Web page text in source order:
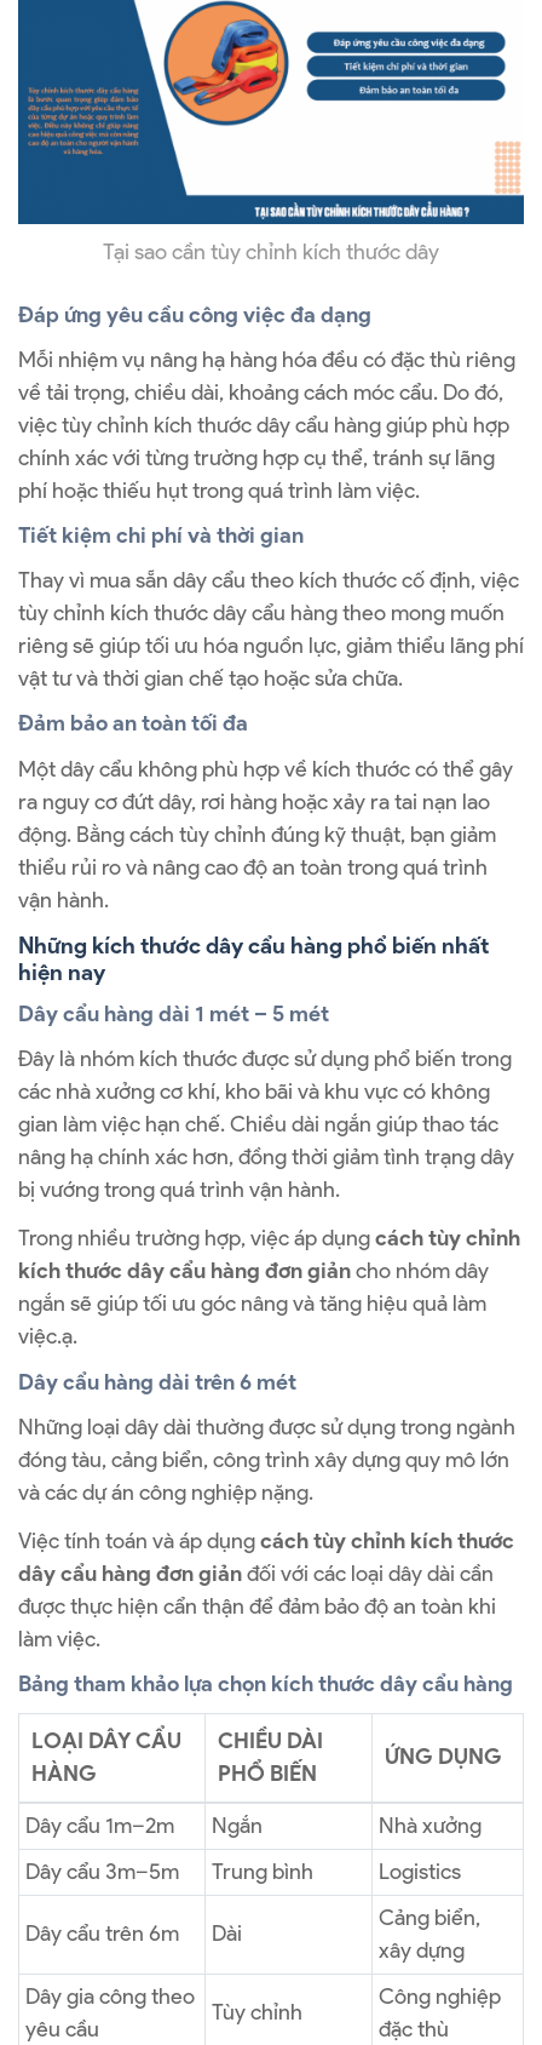
Tại sao cần tùy chỉnh kích thước dây
Đáp ứng yêu cầu công việc đa dạng
Mỗi nhiệm vụ nâng hạ hàng hóa đều có đặc thù riêng
về tải trọng, chiều dài, khoảng cách móc cẩu. Do đó,
việc tùy chỉnh kích thước dây cẩu hàng giúp phù hợp
chính xác với từng trường hợp cụ thể, tránh sự lãng
phí hoặc thiếu hụt trong quá trình làm việc.
Tiết kiệm chi phí và thời gian
Thay vì mua sẵn dây cẩu theo kích thước cố định, việc
tùy chỉnh kích thước dây cẩu hàng theo mong muốn
riêng sẽ giúp tối ưu hóa nguồn lực, giảm thiểu lãng phí
vật tư và thời gian chế tạo hoặc sửa chữa.
Đảm bảo an toàn tối đa
Một dây cẩu không phù hợp về kích thước có thể gây
ra nguy cơ đứt dây, rơi hàng hoặc xảy ra tai nạn lao
động. Bằng cách tùy chỉnh đúng kỹ thuật, bạn giảm
thiểu rủi ro và nâng cao độ an toàn trong quá trình
vận hành.
Những kích thước dây cẩu hàng phổ biến nhất
hiện nay
Dây cẩu hàng dài 1 mét – 5 mét
Đây là nhóm kích thước được sử dụng phổ biến trong
các nhà xưởng cơ khí, kho bãi và khu vực có không
gian làm việc hạn chế. Chiều dài ngắn giúp thao tác
nâng hạ chính xác hơn, đồng thời giảm tình trạng dây
bị vướng trong quá trình vận hành.
Trong nhiều trường hợp, việc áp dụngcách tùy chỉnh
kích thước dây cẩu hàng đơn giảncho nhóm dây
ngắn sẽ giúp tối ưu góc nâng và tăng hiệu quả làm
việc.ạ.
Dây cẩu hàng dài trên 6 mét
Những loại dây dài thường được sử dụng trong ngành
đóng tàu, cảng biển, công trình xây dựng quy mô lớn
và các dự án công nghiệp nặng.
Việc tính toán và áp dụngcách tùy chỉnh kích thước
dây cẩu hàng đơn giảnđối với các loại dây dài cần
được thực hiện cẩn thận để đảm bảo độ an toàn khi
làm việc.
Bảng tham khảo lựa chọn kích thước dây cẩu hàng
LOẠI DÂY CẨU
HÀNG
CHIỀU DÀI
PHỔ BIẾN
ỨNG DỤNG
Dây cẩu 1m–2m Ngắn
Nhà xưởng
Dây cẩu 3m–5m
Trung bình Logistics
Dây cẩu trên 6m Dài
Cảng biển,
xây dựng
Dây gia công theo
yêu cầu
Tùy chỉnh
Công nghiệp
đặc thù